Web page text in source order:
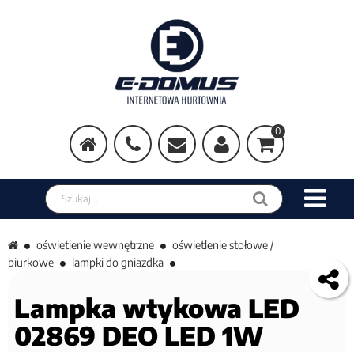
0
Szukaj w sklepie
oświetlenie wewnętrzne
oświetlenie stołowe /
biurkowe
lampki do gniazdka
Lampka wtykowa LED
02869 DEO LED 1W